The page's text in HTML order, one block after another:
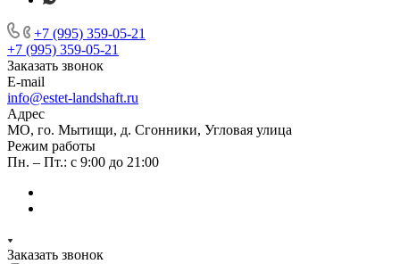
+7 (995) 359-05-21
+7 (995) 359-05-21
Заказать звонок
E-mail
info@estet-landshaft.ru
Адрес
МО, го. Мытищи, д. Сгонники, Угловая улица
Режим работы
Пн. – Пт.: с 9:00 до 21:00
Заказать звонок